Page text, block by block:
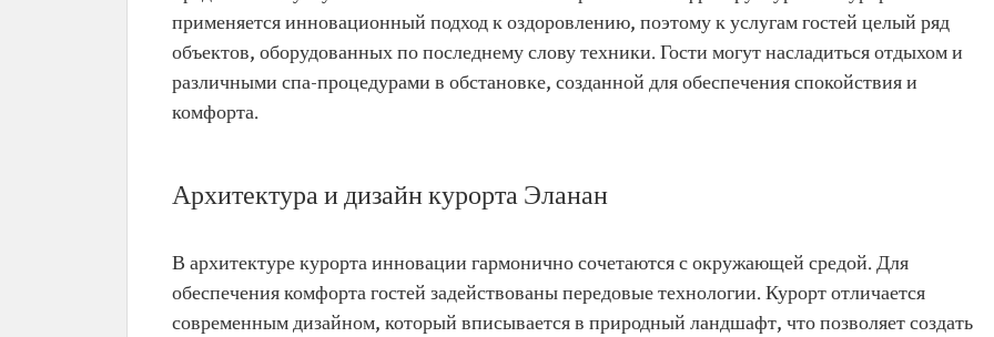
применяется инновационный подход к оздоровлению, поэтому к услугам гостей целый ряд
объектов, оборудованных по последнему слову техники. Гости могут насладиться отдыхом и
различными спа-процедурами в обстановке, созданной для обеспечения спокойствия и
комфорта.
Архитектура и дизайн курорта Эланан
В архитектуре курорта инновации гармонично сочетаются с окружающей средой. Для
обеспечения комфорта гостей задействованы передовые технологии. Курорт отличается
современным дизайном, который вписывается в природный ландшафт, что позволяет создать